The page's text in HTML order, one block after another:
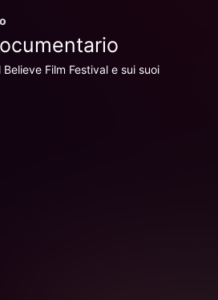
Film Festival e sui suoi